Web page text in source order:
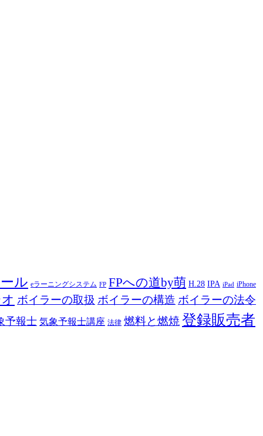
ル eラーニングシステム FP FPへの道by萌 H.28 IPA iPad iPhone
ボイラーの取扱 ボイラーの構造 ボイラーの法令
予報士 気象予報士講座 法律 燃料と燃焼 登録販売者